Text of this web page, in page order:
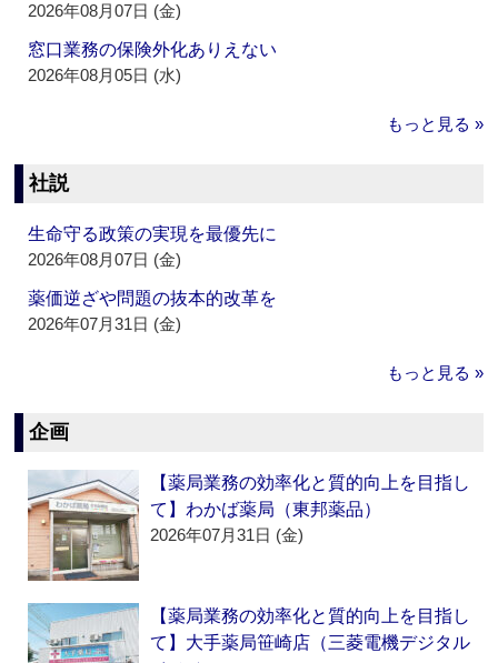
2026年08月07日 (金)
窓口業務の保険外化ありえない
2026年08月05日 (水)
もっと見る »
社説
生命守る政策の実現を最優先に
2026年08月07日 (金)
薬価逆ざや問題の抜本的改革を
2026年07月31日 (金)
もっと見る »
企画
【薬局業務の効率化と質的向上を目指し
て】わかば薬局（東邦薬品）
2026年07月31日 (金)
【薬局業務の効率化と質的向上を目指し
て】大手薬局笹崎店（三菱電機デジタル